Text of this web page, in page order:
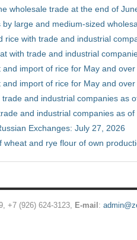
wholesale trade at the end of
by large and medium-sized
rice with trade and industrial
with trade and industrial
and import of rice for May and
and import of rice for May and
and industrial companies as
and industrial companies as
Exchanges: July 27, 2026
wheat and rye flour of own
+7 (926) 624-3123, E-mail :